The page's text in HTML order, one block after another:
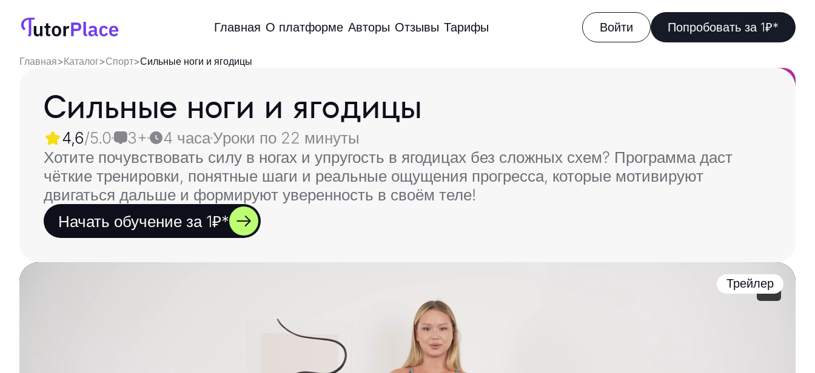
Главная О платформе Авторы Отзывы Тарифы Войти Попробовать за 1₽*
Главная>Каталог>Спорт>Сильные ноги и ягодицы
Сильные ноги и ягодицы
4,6/5.0 3+ 4 часаУроки по 22 минуты
Хотите почувствовать силу в ногах и упругость в ягодицах без сложных схем? Программа даст
чёткие тренировки, понятные шаги и реальные ощущения прогресса, которые мотивируют
двигаться дальше и формируют уверенность в своём теле!
Начать обучение за 1₽*
Трейлер